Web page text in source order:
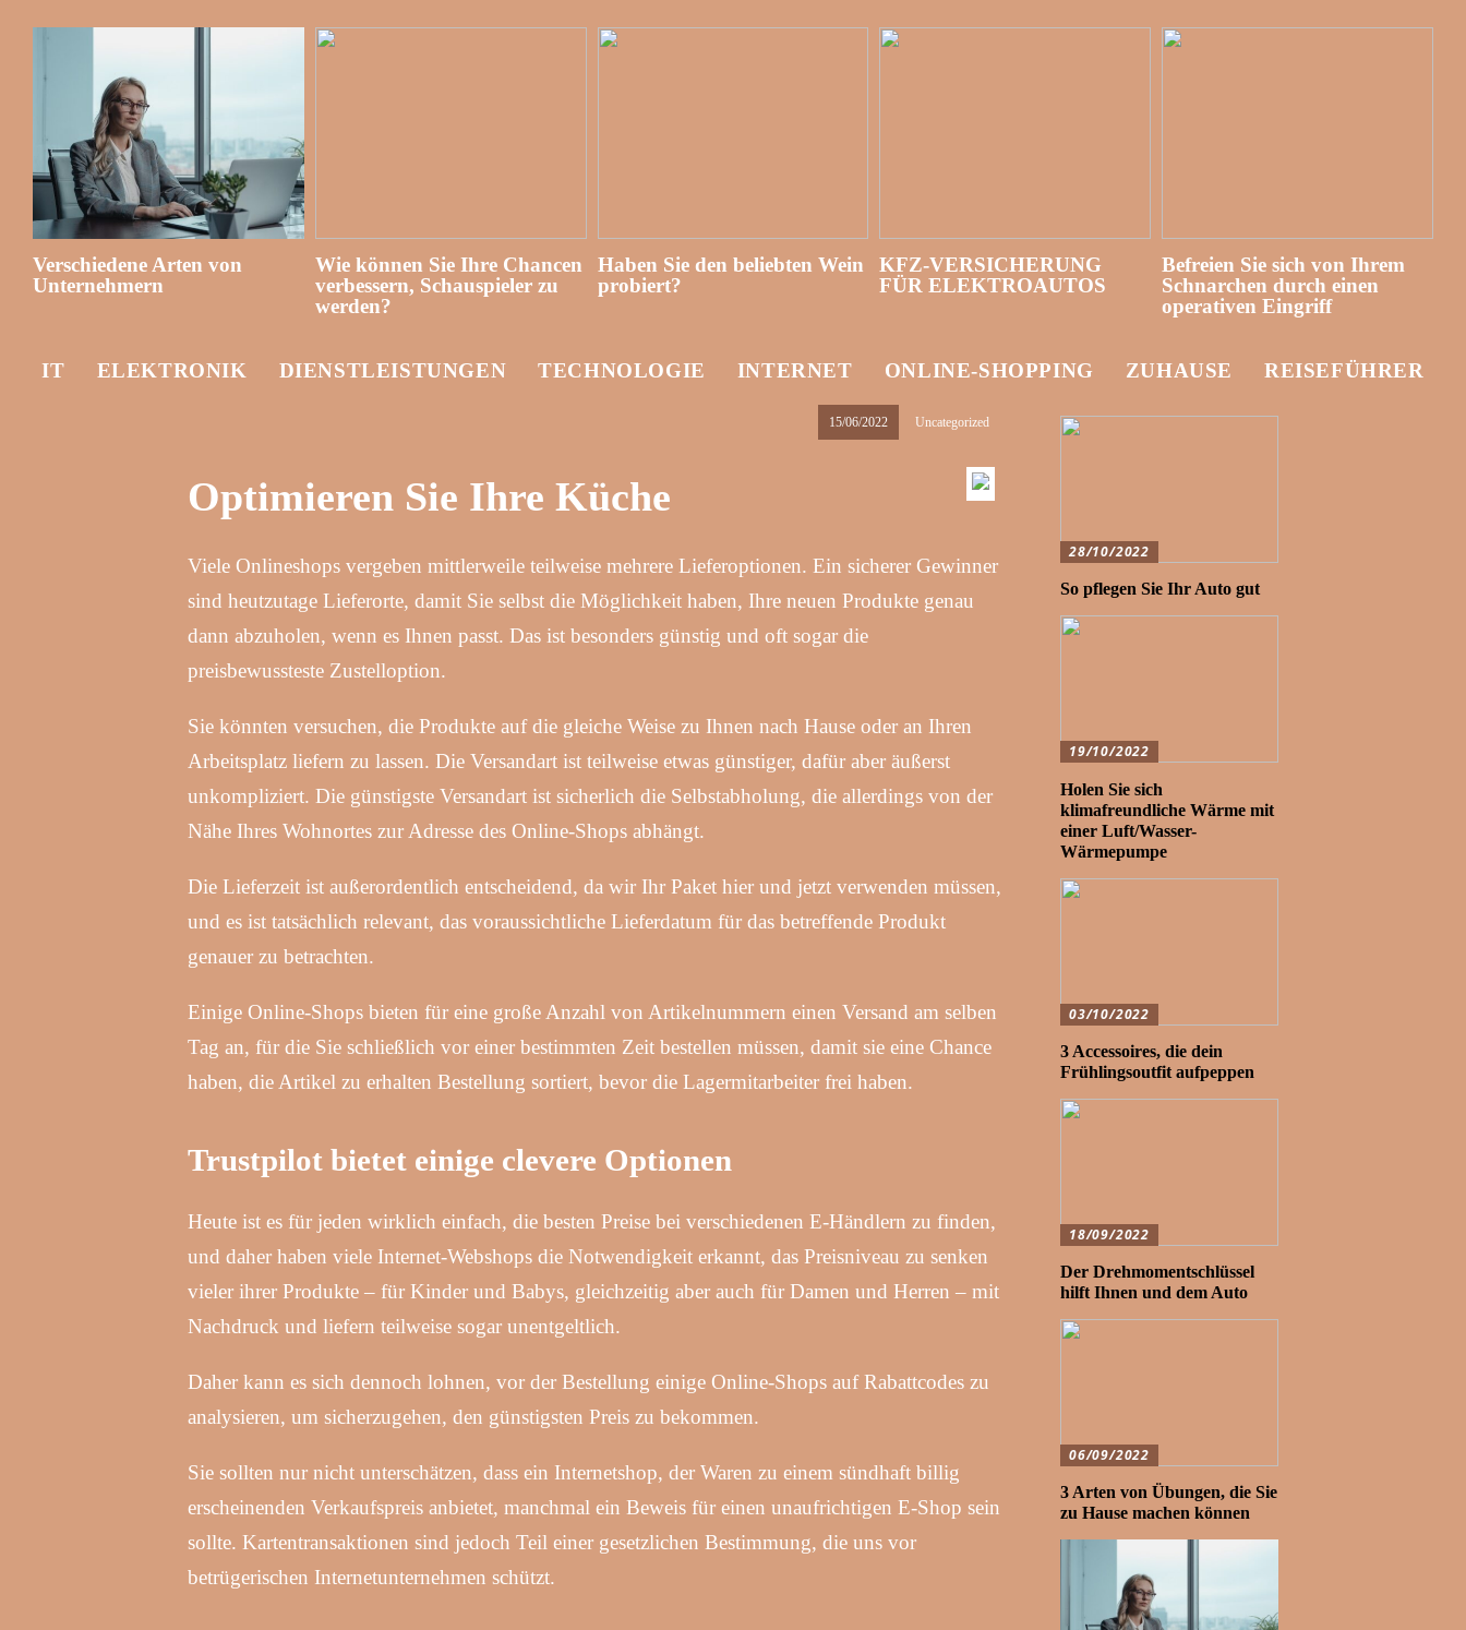
Verschiedene Arten von
Unternehmern
Wie können Sie Ihre Chancen
verbessern, Schauspieler zu
werden?
Haben Sie den beliebten Wein
probiert?
KFZ-VERSICHERUNG
FÜR ELEKTROAUTOS
Befreien Sie sich von Ihrem
Schnarchen durch einen
operativen Eingriff
IT ELEKTRONIK DIENSTLEISTUNGEN TECHNOLOGIE INTERNET ONLINE-SHOPPING ZUHAUSE REISEFÜHRER
15/06/2022 Uncategorized
Optimieren Sie Ihre Küche
Viele Onlineshops vergeben mittlerweile teilweise mehrere Lieferoptionen. Ein sicherer Gewinner
sind heutzutage Lieferorte, damit Sie selbst die Möglichkeit haben, Ihre neuen Produkte genau
dann abzuholen, wenn es Ihnen passt. Das ist besonders günstig und oft sogar die
preisbewussteste Zustelloption.
Sie könnten versuchen, die Produkte auf die gleiche Weise zu Ihnen nach Hause oder an Ihren
Arbeitsplatz liefern zu lassen. Die Versandart ist teilweise etwas günstiger, dafür aber äußerst
unkompliziert. Die günstigste Versandart ist sicherlich die Selbstabholung, die allerdings von der
Nähe Ihres Wohnortes zur Adresse des Online-Shops abhängt.
Die Lieferzeit ist außerordentlich entscheidend, da wir Ihr Paket hier und jetzt verwenden müssen,
und es ist tatsächlich relevant, das voraussichtliche Lieferdatum für das betreffende Produkt
genauer zu betrachten.
Einige Online-Shops bieten für eine große Anzahl von Artikelnummern einen Versand am selben
Tag an, für die Sie schließlich vor einer bestimmten Zeit bestellen müssen, damit sie eine Chance
haben, die Artikel zu erhalten Bestellung sortiert, bevor die Lagermitarbeiter frei haben.
Trustpilot bietet einige clevere Optionen
Heute ist es für jeden wirklich einfach, die besten Preise bei verschiedenen E-Händlern zu finden,
und daher haben viele Internet-Webshops die Notwendigkeit erkannt, das Preisniveau zu senken
vieler ihrer Produkte – für Kinder und Babys, gleichzeitig aber auch für Damen und Herren – mit
Nachdruck und liefern teilweise sogar unentgeltlich.
Daher kann es sich dennoch lohnen, vor der Bestellung einige Online-Shops auf Rabattcodes zu
analysieren, um sicherzugehen, den günstigsten Preis zu bekommen.
Sie sollten nur nicht unterschätzen, dass ein Internetshop, der Waren zu einem sündhaft billig
erscheinenden Verkaufspreis anbietet, manchmal ein Beweis für einen unaufrichtigen E-Shop sein
sollte. Kartentransaktionen sind jedoch Teil einer gesetzlichen Bestimmung, die uns vor
betrügerischen Internetunternehmen schützt.
28/10/2022
So pflegen Sie Ihr Auto gut
19/10/2022
Holen Sie sich
klimafreundliche Wärme mit
einer Luft/Wasser-
Wärmepumpe
03/10/2022
3 Accessoires, die dein
Frühlingsoutfit aufpeppen
18/09/2022
Der Drehmomentschlüssel
hilft Ihnen und dem Auto
06/09/2022
3 Arten von Übungen, die Sie
zu Hause machen können